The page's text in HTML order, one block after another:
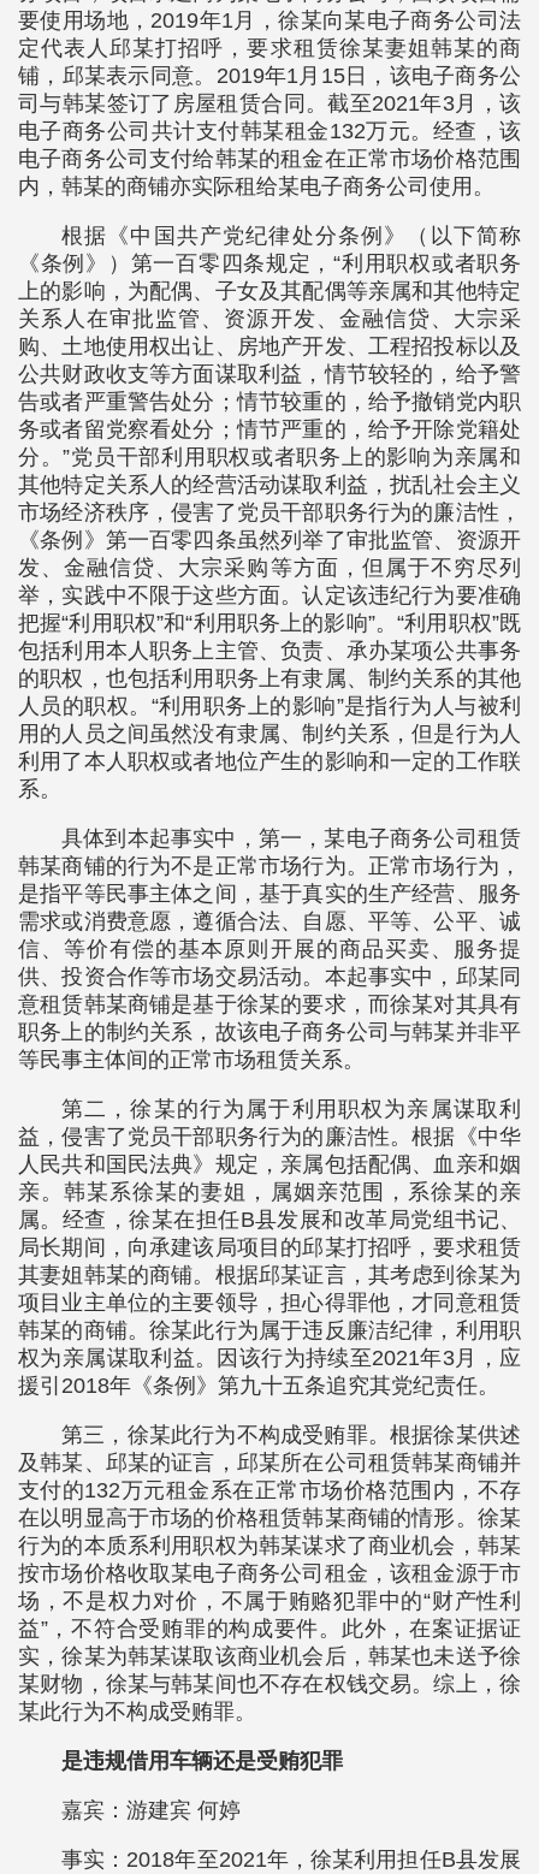
要使用场地，2019年1月，徐某向某电子商务公司法
定代表人邱某打招呼，要求租赁徐某妻姐韩某的商
铺，邱某表示同意。2019年1月15日，该电子商务公
司与韩某签订了房屋租赁合同。截至2021年3月，该
电子商务公司共计支付韩某租金132万元。经查，该
电子商务公司支付给韩某的租金在正常市场价格范围
内，韩某的商铺亦实际租给某电子商务公司使用。
根据《中国共产党纪律处分条例》（以下简称
《条例》）第一百零四条规定，“利用职权或者职务
上的影响，为配偶、子女及其配偶等亲属和其他特定
关系人在审批监管、资源开发、金融信贷、大宗采
购、土地使用权出让、房地产开发、工程招投标以及
公共财政收支等方面谋取利益，情节较轻的，给予警
告或者严重警告处分；情节较重的，给予撤销党内职
务或者留党察看处分；情节严重的，给予开除党籍处
分。”党员干部利用职权或者职务上的影响为亲属和
其他特定关系人的经营活动谋取利益，扰乱社会主义
市场经济秩序，侵害了党员干部职务行为的廉洁性，
《条例》第一百零四条虽然列举了审批监管、资源开
发、金融信贷、大宗采购等方面，但属于不穷尽列
举，实践中不限于这些方面。认定该违纪行为要准确
把握“利用职权”和“利用职务上的影响”。“利用职权”既
包括利用本人职务上主管、负责、承办某项公共事务
的职权，也包括利用职务上有隶属、制约关系的其他
人员的职权。“利用职务上的影响”是指行为人与被利
用的人员之间虽然没有隶属、制约关系，但是行为人
利用了本人职权或者地位产生的影响和一定的工作联
系。
具体到本起事实中，第一，某电子商务公司租赁
韩某商铺的行为不是正常市场行为。正常市场行为，
是指平等民事主体之间，基于真实的生产经营、服务
需求或消费意愿，遵循合法、自愿、平等、公平、诚
信、等价有偿的基本原则开展的商品买卖、服务提
供、投资合作等市场交易活动。本起事实中，邱某同
意租赁韩某商铺是基于徐某的要求，而徐某对其具有
职务上的制约关系，故该电子商务公司与韩某并非平
等民事主体间的正常市场租赁关系。
第二，徐某的行为属于利用职权为亲属谋取利
益，侵害了党员干部职务行为的廉洁性。根据《中华
人民共和国民法典》规定，亲属包括配偶、血亲和姻
亲。韩某系徐某的妻姐，属姻亲范围，系徐某的亲
属。经查，徐某在担任B县发展和改革局党组书记、
局长期间，向承建该局项目的邱某打招呼，要求租赁
其妻姐韩某的商铺。根据邱某证言，其考虑到徐某为
项目业主单位的主要领导，担心得罪他，才同意租赁
韩某的商铺。徐某此行为属于违反廉洁纪律，利用职
权为亲属谋取利益。因该行为持续至2021年3月，应
援引2018年《条例》第九十五条追究其党纪责任。
第三，徐某此行为不构成受贿罪。根据徐某供述
及韩某、邱某的证言，邱某所在公司租赁韩某商铺并
支付的132万元租金系在正常市场价格范围内，不存
在以明显高于市场的价格租赁韩某商铺的情形。徐某
行为的本质系利用职权为韩某谋求了商业机会，韩某
按市场价格收取某电子商务公司租金，该租金源于市
场，不是权力对价，不属于贿赂犯罪中的“财产性利
益”，不符合受贿罪的构成要件。此外，在案证据证
实，徐某为韩某谋取该商业机会后，韩某也未送予徐
某财物，徐某与韩某间也不存在权钱交易。综上，徐
某此行为不构成受贿罪。
是违规借用车辆还是受贿犯罪
嘉宾：游建宾 何婷
事实：2018年至2021年，徐某利用担任B县发展